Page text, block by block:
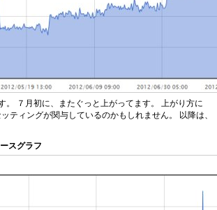
。 ７月初に、またぐっと上がってます。 上がり方に
ティングが関与しているのかもしれません。 以降は、
スグラフ